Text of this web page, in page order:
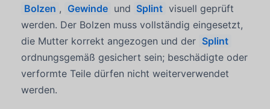
Bolzen , Gewinde und Splint visuell geprüft
werden. Der Bolzen muss vollständig eingesetzt,
die Mutter korrekt angezogen und der Splint
ordnungsgemäß gesichert sein; beschädigte oder
verformte Teile dürfen nicht weiterverwendet
werden.